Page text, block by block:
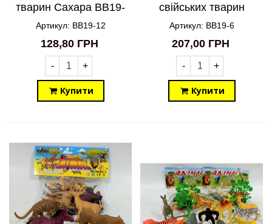
тварин Сахара BB19-
12
Артикул: BB19-12
128,80 ГРН
- +
Купити
свійських тварин
BB19-6
Артикул: BB19-6
207,00 ГРН
- +
Купити